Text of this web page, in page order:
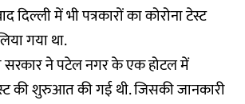
दिल्ली में भी पत्रकारों का कोरोना टेस्ट
गया था.
सरकार ने पटेल नगर के एक होटल में
की शुरुआत की गई थी. जिसकी जानकारी